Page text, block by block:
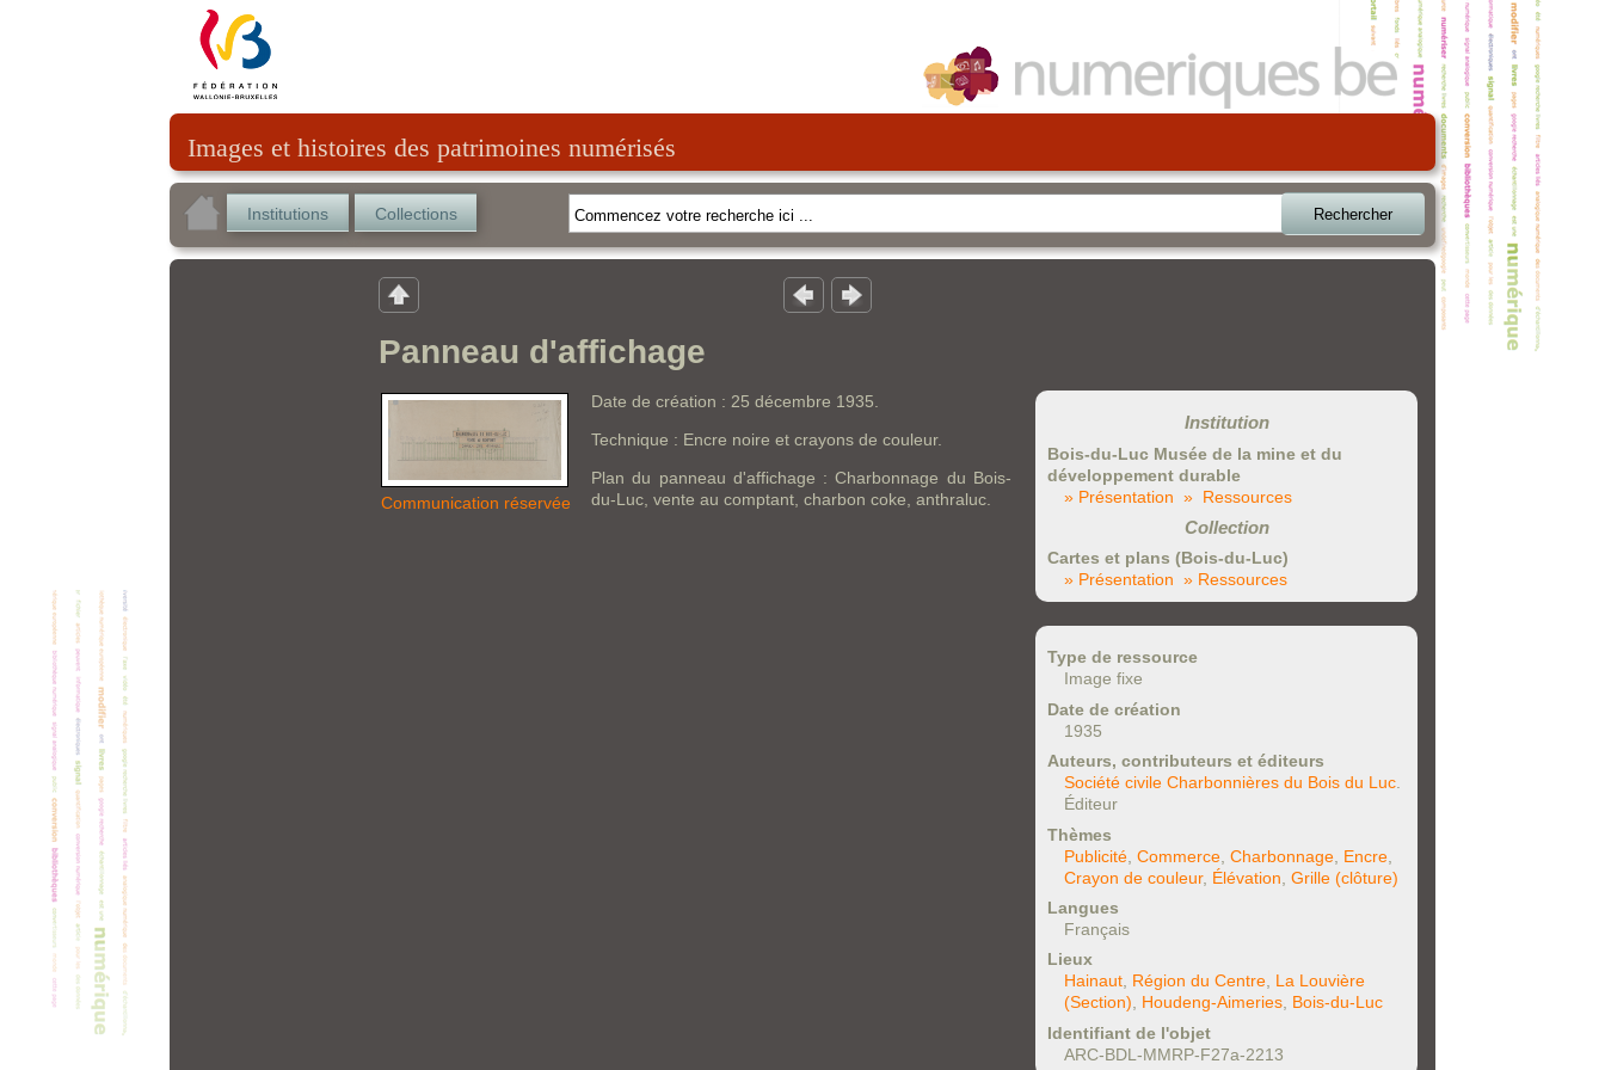
Images et histoires des patrimoines numérisés
Institutions Collections Rechercher
Panneau d'affichage
Communication réservée
Date de création : 25 décembre 1935.
Technique : Encre noire et crayons de couleur.
Plan du panneau d'affichage : Charbonnage du Bois-
du-Luc, vente au comptant, charbon coke, anthraluc.
Institution
Bois-du-Luc Musée de la mine et du
développement durable
» Présentation » Ressources
Collection
Cartes et plans (Bois-du-Luc)
» Présentation » Ressources
Type de ressource
Image fixe
Date de création
1935
Auteurs, contributeurs et éditeurs
Société civile Charbonnières du Bois du Luc.
Éditeur
Thèmes
Publicité Commerce Charbonnage Encre
Crayon de couleur, Élévation Grille (clôture)
Langues
Français
Lieux
Hainaut, Région du Centre, La Louvière
(Section), Houdeng-Aimeries, Bois-du-Luc
Identifiant de l'objet
ARC-BDL-MMRP-F27a-2213